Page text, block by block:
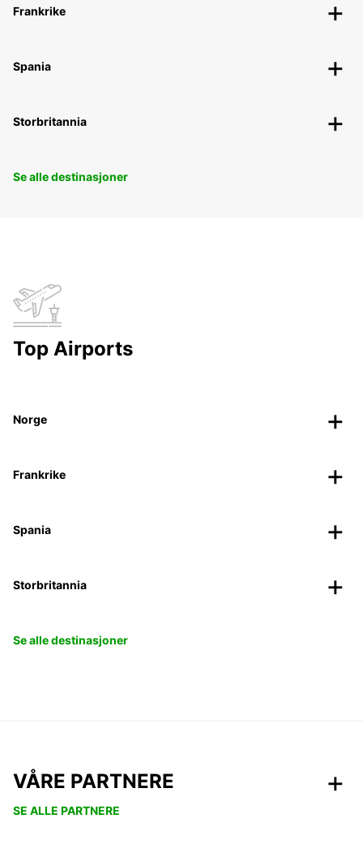
Frankrike
Spania
Storbritannia
Se alle destinasjoner
Top Airports
Norge
Frankrike
Spania
Storbritannia
Se alle destinasjoner
VÅRE PARTNERE
SE ALLE PARTNERE